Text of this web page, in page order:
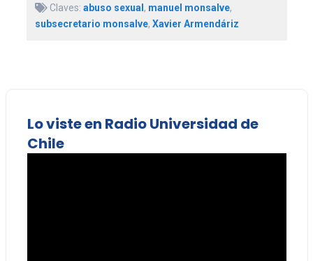
Claves: abuso sexual, manuel monsalve,
subsecretario monsalve, Xavier Armendáriz
Lo viste en Radio Universidad de
Chile